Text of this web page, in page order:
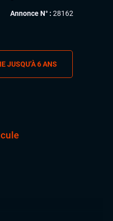
Annonce N° : 28162
JUSQU’À 6 ANS